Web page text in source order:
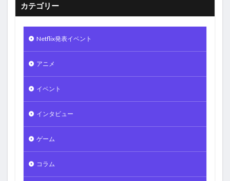
カテゴリー
Netflix発表イベント
アニメ
イベント
インタビュー
ゲーム
コラム